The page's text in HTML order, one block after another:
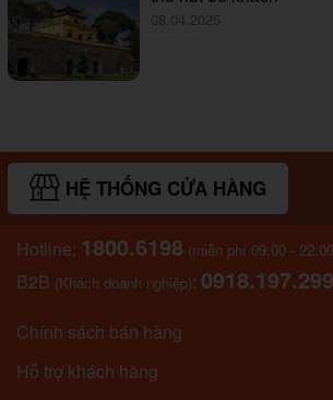
08.04.2025
HỆ THỐNG CỬA HÀNG
Hotline: 1800.6198 (miễn phí 09:00 -
B2B (Khách doanh nghiệp): 0918.197.299
Chính sách bán hàng
Hỗ trợ khách hàng